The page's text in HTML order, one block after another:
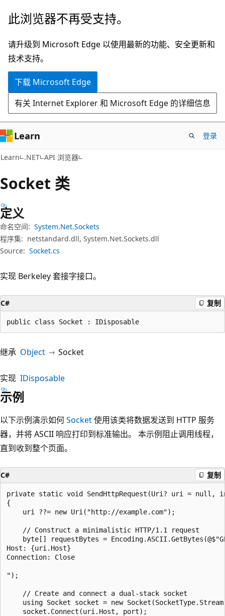
跳
主
要
内
跳
页
内
导
此浏览器不再受支持。
请升级到 Microsoft Edge 以使用最新的功能、安全更新和
技术支持。
下载 Microsoft Edge
有关 Internet Explorer 和 Microsoft Edge 的详细信息
Learn 登录
Learn .NET API 浏览器
Socket 类
定义
命名空间: System.Net.Sockets
程序集: netstandard.dll, System.Net.Sockets.dll
Source: Socket.cs
实现 Berkeley 套接字接口。
C# 复制
public class Socket : IDisposable
继承 Object Socket
实现 IDisposable
示例
以下示例演示如何Socket使用该类将数据发送到 HTTP 服务
器，并将 ASCII 响应打印到标准输出。 本示例阻止调用线程，
直到收到整个页面。
C# 复制
private static void SendHttpRequest(Uri? uri = null,
{
    uri ??= new Uri("http://example.com");
    // Construct a minimalistic HTTP/1.1 request
byte[] requestBytes =
Host: {uri.Host}
Connection: Close
");
    // Create and connect a dual-stack socket
using Socket socket = new
    socket.Connect(uri.Host, port);